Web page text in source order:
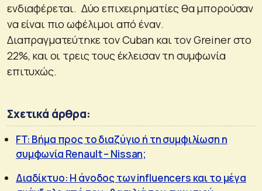
ενδιαφέρεται. Δύο επιχειρηματίες θα μπορούσαν
να είναι πιο ωφέλιμοι από έναν.
Διαπραγματεύτηκε τον Cuban και τον Greiner στο
22%, και οι τρεις τους έκλεισαν τη συμφωνία
επιτυχώς.
Σχετικά άρθρα:
FT: Βήμα προς το διαζύγιο ή τη συμφιλίωση η
συμφωνία Renault – Nissan;
Διαδίκτυο: Η άνοδος των influencers και το μέγα